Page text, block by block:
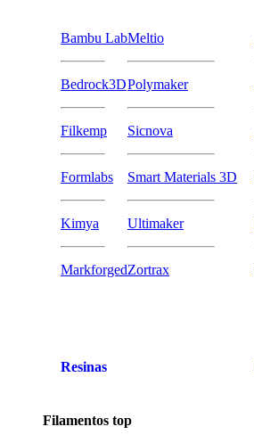
Bambu Lab
Bedrock3D
Filkemp
Formlabs
Kimya
Markforged
Meltio
Polymaker
Sicnova
Smart Materials 3D
Ultimaker
Zortrax
Resinas
Filamentos top